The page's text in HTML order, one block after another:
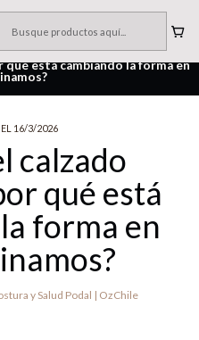
EN CHILE
y Salud Podal | OzChile
está cambiando la forma en
16/3/2026
calzado
qué está
forma en
y Salud Podal | OzChile